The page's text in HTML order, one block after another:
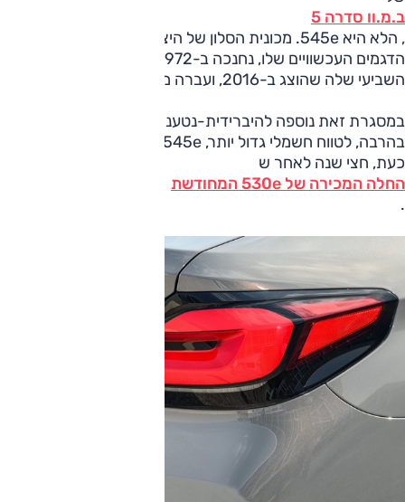
ב.מ.וו סדרה 5
, הלא היא 545e. מכונית הסלון של היצרן הבווארי, ראשונה בין
השביעי שלה שהוצג ב-2016, ועברה מתיחת פנים ב-2020.
כעת, חצי שנה לאחר ש
החלה המכירה של 530e המחודשת
.